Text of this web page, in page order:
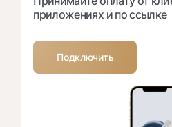
приложениях и по ссылке
Подключить